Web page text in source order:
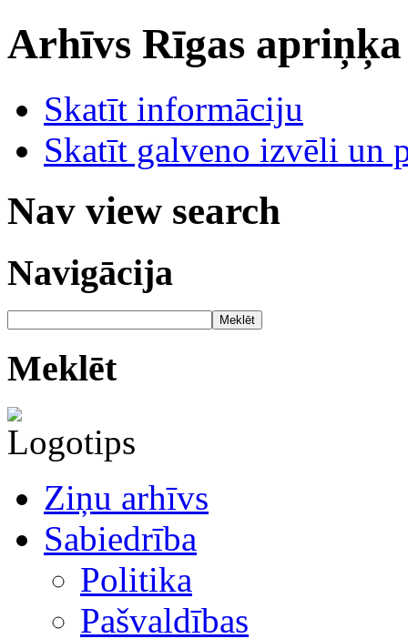
Arhīvs Rīgas
Skatīt informāciju
Skatīt galveno izvēli un
Nav view search
Navigācija
Meklēt
Meklēt
Ziņu arhīvs
Sabiedrība
Politika
Pašvaldības